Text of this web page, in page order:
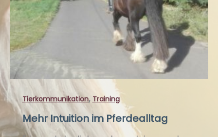
Tierkommunikation, Training
Mehr Intuition im Pferdealltag